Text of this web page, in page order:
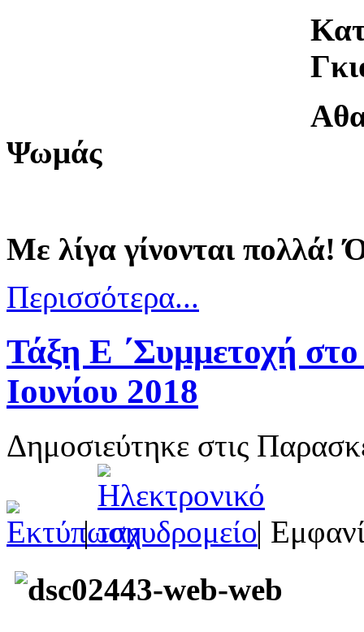
Ψωμάς
Με λίγα γίνονται πολλά!
Περισσότερα...
Τάξη Ε ΄Συμμετοχή
Ιουνίου 2018
Δημοσιεύτηκε στις
| |